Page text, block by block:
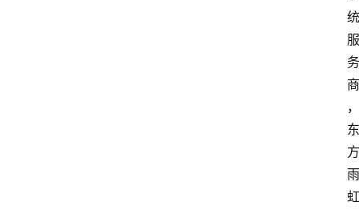
统
服
务
商
，
东
方
雨
虹